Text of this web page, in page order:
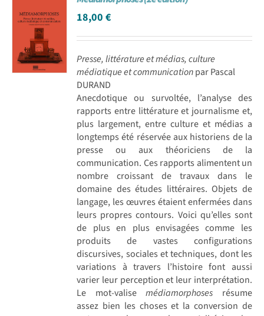
18,00€
Presse, littérature et médias, culture
médiatique et communicationpar Pascal
DURAND
Anecdotique ou survoltée, l’analyse des
rapports entre littérature et journalisme et,
plus largement, entre culture et médias a
longtemps été réservée aux historiens de la
presse ou aux théoriciens de la
communication. Ces rapports alimentent un
nombre croissant de travaux dans le
domaine des études littéraires. Objets de
langage, les œuvres étaient enfermées dans
leurs propres contours. Voici qu’elles sont
de plus en plus envisagées comme les
produits de vastes configurations
discursives, sociales et techniques, dont les
variations à travers l’histoire font aussi
varier leur perception et leur interprétation.
Le mot-valisemédiamorphoses résume
assez bien les choses et la conversion de